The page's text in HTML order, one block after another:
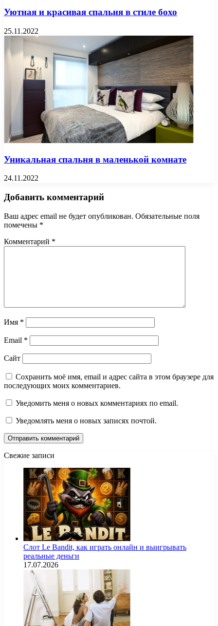
Уютная и красивая спальня в стиле бохо
25.11.2022
Уникальная спальня в маленькой комнате
24.11.2022
Добавить комментарий
Ваш адрес email не будет опубликован. Обязательные поля
помечены *
Комментарий *
Имя *
Email *
Сайт
Сохранить моё имя, email и адрес сайта в этом браузере для
последующих моих комментариев.
Уведомить меня о новых комментариях по email.
Уведомлять меня о новых записях почтой.
Свежие записи
Слот Le Bandit, как играть онлайн и выигрывать
реальные деньги
17.07.2026